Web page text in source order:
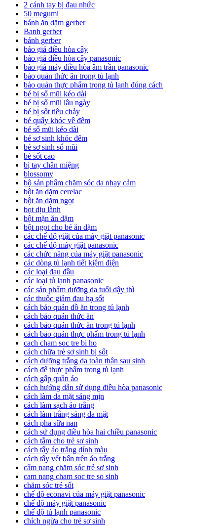
2 cánh tay bị đau nhức
50 megumi
bánh ăn dặm gerber
Banh gerber
bánh gerber
báo giá điều hòa cây
báo giá điều hòa cây panasonic
báo giá máy điều hòa âm trần panasonic
bảo quản thức ăn trong tủ lạnh
bảo quản thực phẩm trong tủ lạnh đúng cách
bé bị sổ mũi kéo dài
bé bị sổ mũi lâu ngày
bé bị sốt tiêu chảy
bé quấy khóc về đêm
bé sổ mũi kéo dài
bé sơ sinh khóc đêm
bé sơ sinh sổ mũi
bé sốt cao
bị tay chân miệng
blossomy
bộ sản phẩm chăm sóc da nhạy cảm
bột ăn dặm cerelac
bột ăn dặm ngọt
bọt dịu lành
bột mặn ăn dặm
bột ngọt cho bé ăn dặm
các chế độ giặt của máy giặt panasonic
các chế độ máy giặt panasonic
các chức năng của máy giặt panasonic
các dòng tủ lạnh tiết kiệm điện
các loại đau đầu
các loại tủ lạnh panasonic
các sản phẩm dưỡng da tuổi dậy thì
các thuốc giảm đau hạ sốt
cách bảo quản đồ ăn trong tủ lạnh
cách bảo quản thức ăn
cách bảo quản thức ăn trong tủ lạnh
cách bảo quản thực phẩm trong tủ lạnh
cach cham soc tre bi ho
cách chữa trẻ sơ sinh bị sốt
cách dưỡng trắng da toàn thân sau sinh
cách để thực phẩm trong tủ lạnh
cách gấp quần áo
cách hướng dẫn sử dụng điều hòa panasonic
cách làm da mặt sáng mịn
cách làm sạch áo trắng
cách làm trắng sáng da mặt
cách pha sữa nan
cách sử dụng điều hòa hai chiều panasonic
cách tắm cho trẻ sơ sinh
cách tẩy áo trắng dính màu
cách tẩy vết bẩn trên áo trắng
cẩm nang chăm sóc trẻ sơ sinh
cam nang cham soc tre so sinh
chăm sóc trẻ sốt
chế độ econavi của máy giặt panasonic
chế độ máy giặt panasonic
chế độ tủ lạnh panasonic
chích ngừa cho trẻ sơ sinh